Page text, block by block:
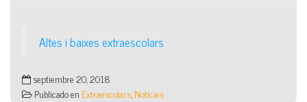
Altes i baixes extraescolars
septiembre 20, 2018
Publicado en Extraescolars,Noticies